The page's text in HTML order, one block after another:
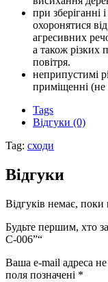
при зберіганні
охоронятися
агресивних
а також різких
повітря.
неприпустимі
приміщенні
Tags
Відгуки (0)
Tag: сходи
Відгуки
Відгуків немає,
Будьте першим, хто
С-006”“
Ваша e-mail адреса
поля позначені *